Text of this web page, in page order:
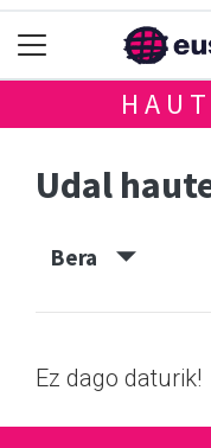
Udal
Bera
Ez dago daturik!